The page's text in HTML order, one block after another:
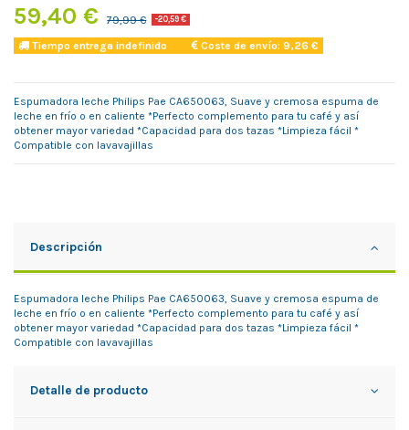
59,40 € 79,99 € -20,59 €
Tiempo entrega indefinido Coste de envío: 9,26 €
Espumadora leche Philips Pae CA650063, Suave y cremosa espuma de
leche en frío o en caliente *Perfecto complemento para tu café y así
obtener mayor variedad *Capacidad para dos tazas *Limpieza fácil *
Compatible con lavavajillas
Descripción
Espumadora leche Philips Pae CA650063, Suave y cremosa espuma de
leche en frío o en caliente *Perfecto complemento para tu café y así
obtener mayor variedad *Capacidad para dos tazas *Limpieza fácil *
Compatible con lavavajillas
Detalle de producto